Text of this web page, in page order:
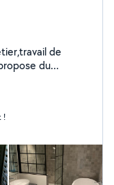
de
du
canalisations -
et
installation de
dépannage
!